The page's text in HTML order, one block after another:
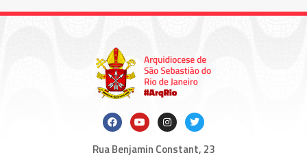
Rua Benjamin Constant, 23